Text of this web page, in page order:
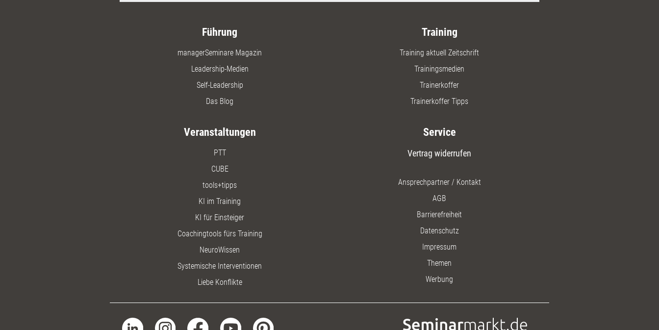
Führung
managerSeminare Magazin
Leadership-Medien
Self-Leadership
Das Blog
Training
Training aktuell Zeitschrift
Trainingsmedien
Trainerkoffer
Trainerkoffer Tipps
Veranstaltungen
PTT
CUBE
tools+tipps
KI im Training
KI für Einsteiger
Coachingtools fürs Training
NeuroWissen
Systemische Interventionen
Liebe Konflikte
Service
Vertrag widerrufen
Ansprechpartner / Kontakt
AGB
Barrierefreiheit
Datenschutz
Impressum
Themen
Werbung